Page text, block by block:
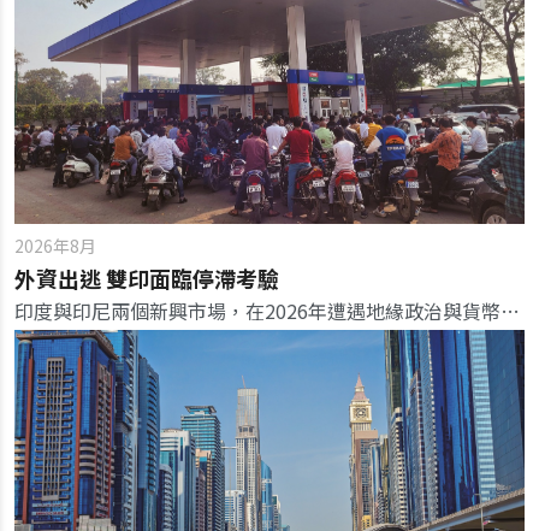
2026年8月
外資出逃 雙印面臨停滯考驗
印度與印尼兩個新興市場，在2026年遭遇地緣政治與貨幣緊縮的逆流，雙雙對金融市場發出危險信號。